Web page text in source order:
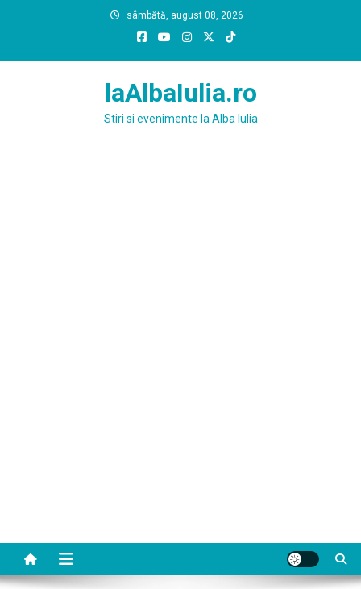
sâmbătă, august 08, 2026
laAlbaIulia.ro
Stiri si evenimente la Alba Iulia